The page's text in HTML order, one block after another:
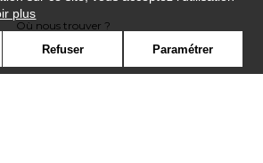
Où nous trouver ?
plus
Refuser Paramétrer